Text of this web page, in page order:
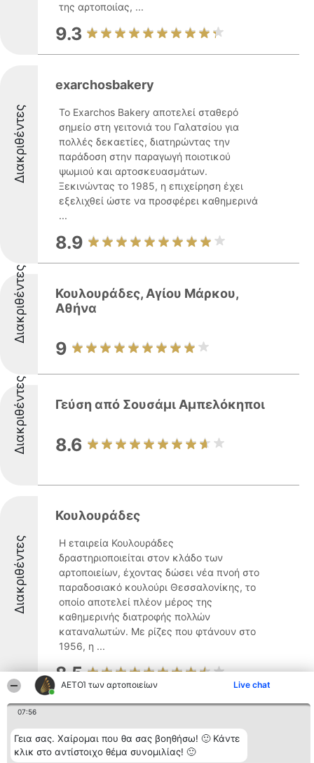
ΑΕΤΟΊ των αρτοποιείων Live chat
07:56
Γεια σας. Χαίρομαι που θα σας βοηθήσω! 🙂 Κάντε
κλικ στο αντίστοιχο θέμα συνομιλίας! 🙂
της αρτοποιίας, ...
9.3
Διακριθέντες
exarchosbakery
Το Exarchos Bakery αποτελεί σταθερό
σημείο στη γειτονιά του Γαλατσίου για
πολλές δεκαετίες, διατηρώντας την
παράδοση στην παραγωγή ποιοτικού
ψωμιού και αρτοσκευασμάτων.
Ξεκινώντας το 1985, η επιχείρηση έχει
εξελιχθεί ώστε να προσφέρει καθημερινά
...
8.9
Διακριθέντες
Κουλουράδες, Αγίου Μάρκου,
Αθήνα
9
Διακριθέντες Γεύση από Σουσάμι Αμπελόκηποι
8.6
Διακριθέντες
Κουλουράδες
Η εταιρεία Κουλουράδες
δραστηριοποιείται στον κλάδο των
αρτοποιείων, έχοντας δώσει νέα πνοή στο
παραδοσιακό κουλούρι Θεσσαλονίκης, το
οποίο αποτελεί πλέον μέρος της
καθημερινής διατροφής πολλών
καταναλωτών. Με ρίζες που φτάνουν στο
1956, η ...
8.5
Ο Φούρνος 1907 αποτελεί ένα ιστορικό